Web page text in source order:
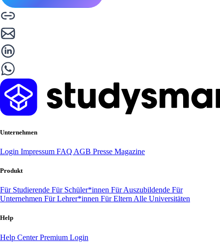
Unternehmen
Login Impressum FAQ AGB Presse Magazine
Produkt
Für Studierende Für Schüler*innen Für Auszubildende Für
Unternehmen Für Lehrer*innen Für Eltern Alle Universitäten
Help
Help CenterPremium Login